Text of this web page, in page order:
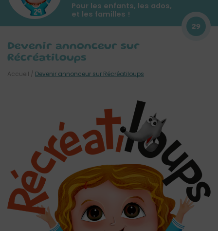
Pour les enfants, les ados,
et les familles !
29
Devenir annonceur sur
Récréatiloups
Accueil / Devenir annonceur sur Récréatiloups